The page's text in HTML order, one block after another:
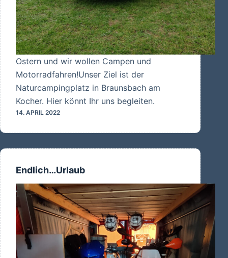
Ostern und wir wollen Campen und
Motorradfahren!Unser Ziel ist der
Naturcampingplatz in Braunsbach am
Kocher. Hier könnt Ihr uns begleiten.
14. APRIL 2022
Endlich…Urlaub